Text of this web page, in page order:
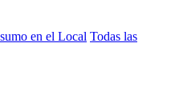
en el Local Todas las